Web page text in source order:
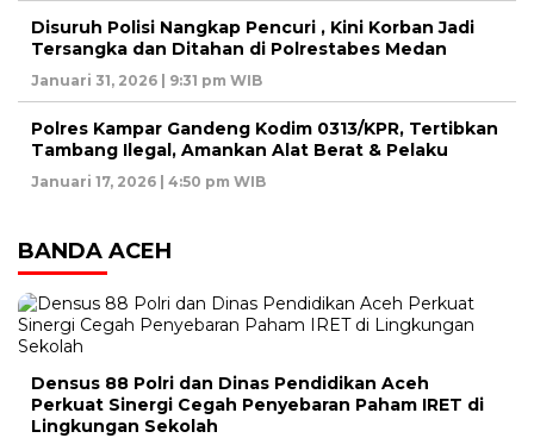
Disuruh Polisi Nangkap Pencuri , Kini Korban Jadi
Tersangka dan Ditahan di Polrestabes Medan
Januari 31, 2026 | 9:31 pm WIB
Polres Kampar Gandeng Kodim 0313/KPR, Tertibkan
Tambang Ilegal, Amankan Alat Berat & Pelaku
Januari 17, 2026 | 4:50 pm WIB
BANDA ACEH
Densus 88 Polri dan Dinas Pendidikan Aceh
Perkuat Sinergi Cegah Penyebaran Paham IRET di
Lingkungan Sekolah